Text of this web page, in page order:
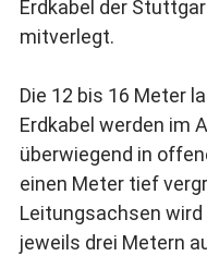
Erdkabel der
mitverlegt.
Die 12 bis 16 Meter
Erdkabel werden im
überwiegend in
einen Meter tief
Leitungsachsen
jeweils drei Metern